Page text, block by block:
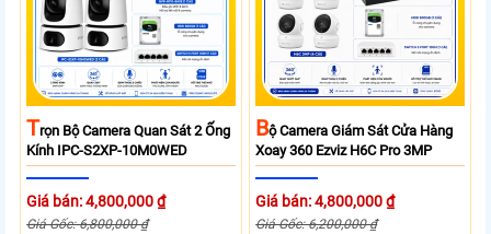
TRọn Bộ Camera Quan Sát 2 Ống
Kính IPC-S2XP-10M0WED
Giá bán: 4,800,000 ₫
Giá Gốc: 6,800,000 ₫
BỘ Camera Giám Sát Cửa Hàng
Xoay 360 Ezviz H6C Pro 3MP
Giá bán: 4,800,000 ₫
Giá Gốc: 6,200,000 ₫